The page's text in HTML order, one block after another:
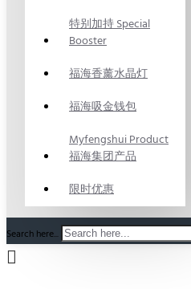
特别加持 Special
Booster
福海香薰水晶灯
福海吸金钱包
Myfengshui Product
福海集团产品
限时优惠
Search here...